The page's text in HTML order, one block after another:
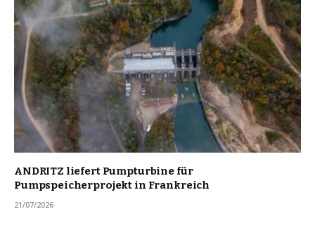
ANDRITZ liefert Pumpturbine für
Pumpspeicherprojekt in Frankreich
21/07/2026